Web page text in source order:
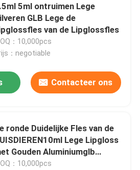
5ml ontruimen Lege
GLB Lege de
van de Lipglossfles
：10,000pcs
：negotiable
Contacteer ons
ronde Duidelijke Fles van de
Lege Lipgloss
Gouden Aluminiumglb
：10,000pcs